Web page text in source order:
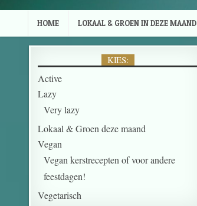
HOME LOKAAL & GROEN IN DEZE MAAND
KIES:
Active
Lazy
Very lazy
Lokaal & Groen deze maand
Vegan
Vegan kerstrecepten of voor andere
feestdagen!
Vegetarisch